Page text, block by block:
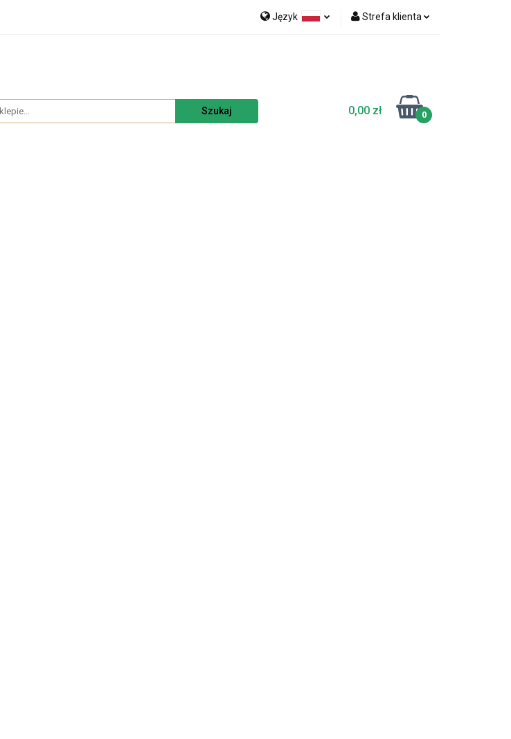
Język Strefa klienta
Dodaj zgłoszenie
Zgody cookies
0,00 zł 0